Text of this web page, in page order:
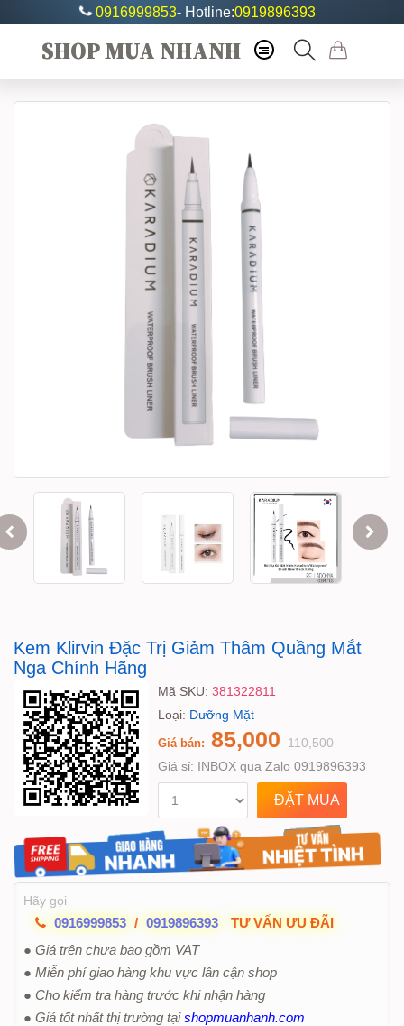
0916999853- Hotline:0919896393
SHOP MUA NHANH
Kem Klirvin Đặc Trị Giảm Thâm Quầng Mắt
Nga Chính Hãng
Mã SKU: 381322811
Loại: Dưỡng Mặt
Giá bán: 85,000 110,500
Giá sỉ: INBOX qua Zalo 0919896393
Hãy gọi
0916999853 / 0919896393
TƯ VẤN ƯU ĐÃI
● Giá trên chưa bao gồm VAT
● Miễn phí giao hàng khu vực lân cận shop
● Cho kiểm tra hàng trước khi nhận hàng
● Giá tốt nhất thị trường tạishopmuanhanh.com